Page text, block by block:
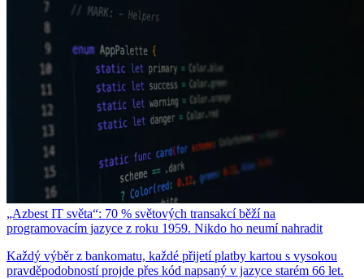
„Azbest IT světa“: 70 % světových transakcí běží na
programovacím jazyce z roku 1959. Nikdo ho neumí nahradit
Každý výběr z bankomatu, každé přijetí platby kartou s vysokou
pravděpodobností projde přes kód napsaný v jazyce starém 66 let.